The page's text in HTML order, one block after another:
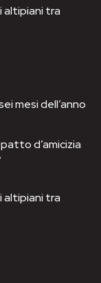
altipiani tra
mesi dell’anno
d’amicizia
altipiani tra